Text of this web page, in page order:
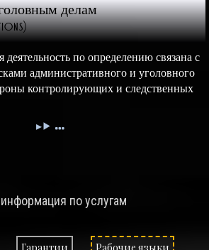
делам
по определению связана с
административного и уголовного
контролирующих и следственных
по услугам